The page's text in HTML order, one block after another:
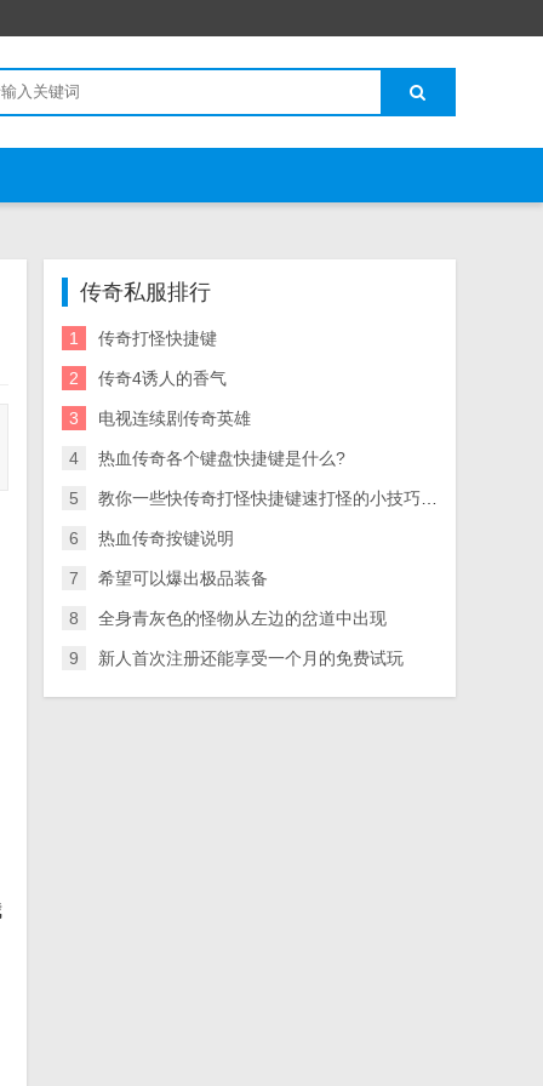
传奇私服排行
1 传奇打怪快捷键
2 传奇4诱人的香气
3 电视连续剧传奇英雄
4 热血传奇各个键盘快捷键是什么?
5 教你一些快传奇打怪快捷键速打怪的小技巧 如果还
6 热血传奇按键说明
7 希望可以爆出极品装备
8 全身青灰色的怪物从左边的岔道中出现
9 新人首次注册还能享受一个月的免费试玩